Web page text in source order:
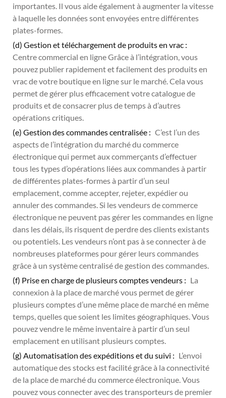
importantes. Il vous aide également à augmenter la vitesse
à laquelle les données sont envoyées entre différentes
plates-formes.
(d) Gestion et téléchargement de produits en vrac :
Centre commercial en ligne Grâce à l’intégration, vous
pouvez publier rapidement et facilement des produits en
vrac de votre boutique en ligne sur le marché. Cela vous
permet de gérer plus efficacement votre catalogue de
produits et de consacrer plus de temps à d’autres
opérations critiques.
(e) Gestion des commandes centralisée : C’est l’un des
aspects de l’intégration du marché du commerce
électronique qui permet aux commerçants d’effectuer
tous les types d’opérations liées aux commandes à partir
de différentes plates-formes à partir d’un seul
emplacement, comme accepter, rejeter, expédier ou
annuler des commandes. Si les vendeurs de commerce
électronique ne peuvent pas gérer les commandes en ligne
dans les délais, ils risquent de perdre des clients existants
ou potentiels. Les vendeurs n’ont pas à se connecter à de
nombreuses plateformes pour gérer leurs commandes
grâce à un système centralisé de gestion des commandes.
(f) Prise en charge de plusieurs comptes vendeurs : La
connexion à la place de marché vous permet de gérer
plusieurs comptes d’une même place de marché en même
temps, quelles que soient les limites géographiques. Vous
pouvez vendre le même inventaire à partir d’un seul
emplacement en utilisant plusieurs comptes.
(g) Automatisation des expéditions et du suivi : L’envoi
automatique des stocks est facilité grâce à la connectivité
de la place de marché du commerce électronique. Vous
pouvez vous connecter avec des transporteurs de premier